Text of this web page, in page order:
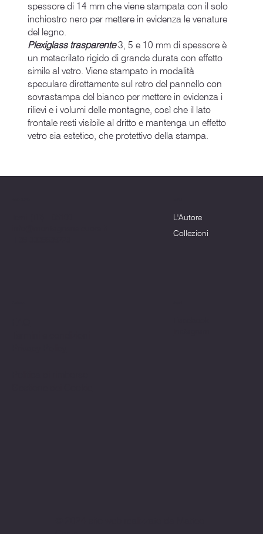
spessore di 14 mm che viene stampata con il solo
inchiostro nero per mettere in evidenza le venature
del legno.
Plexiglass trasparente3, 5 e 10 mm di spessore è
un metacrilato rigido di grande durata con effetto
simile al vetro. Viene stampato in modalità
speculare direttamente sul retro del pannello con
sovrastampa del bianco per mettere in evidenza i
rilievi e i volumi delle montagne, così che il lato
frontale resti visibile al dritto e mantenga un effetto
vetro sia estetico, che protettivo della stampa.
L'Autore
Collezioni